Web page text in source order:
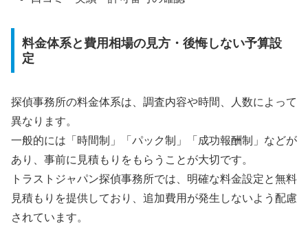
料金体系と費用相場の見方・後悔しない予算設
定
探偵事務所の料金体系は、調査内容や時間、人数によって
異なります。
一般的には「時間制」「パック制」「成功報酬制」などが
あり、事前に見積もりをもらうことが大切です。
トラストジャパン探偵事務所では、明確な料金設定と無料
見積もりを提供しており、追加費用が発生しないよう配慮
されています。